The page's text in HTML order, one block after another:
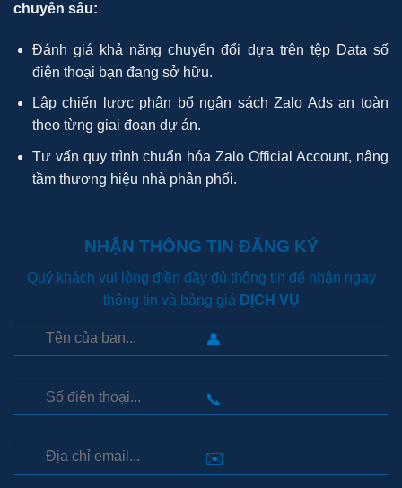
chuyên sâu:
Đánh giá khả năng chuyển đổi dựa trên tệp Data số
điện thoại bạn đang sở hữu.
Lập chiến lược phân bổ ngân sách Zalo Ads an toàn
theo từng giai đoạn dự án.
Tư vấn quy trình chuẩn hóa Zalo Official Account, nâng
tầm thương hiệu nhà phân phối.
NHẬN THÔNG TIN ĐĂNG KÝ
Quý khách vui lòng điền đầy đủ thông tin để nhận ngay
thông tin và bảng giá DỊCH VỤ
👤
📞
✉️